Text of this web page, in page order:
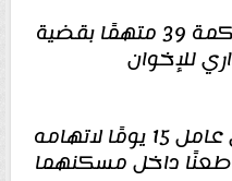
اليوم .. محاكمة 39 متهمًا بقضية
للإخوان
تجديد حبس عامل 15 يومًا لاتهامه
طعنًا داخل مسكنهما